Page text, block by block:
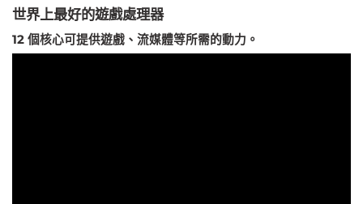
世界上最好的遊戲處理器
12 個核心可提供遊戲、流媒體等所需的動力。